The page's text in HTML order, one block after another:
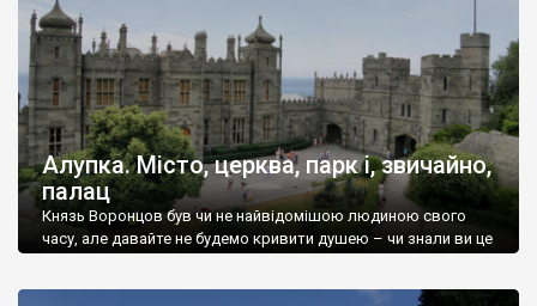
Алупка. Місто, церква, парк і, звичайно,
палац
Князь Воронцов був чи не найвідомішою людиною свого
часу, але давайте не будемо кривити душею – чи знали ви це